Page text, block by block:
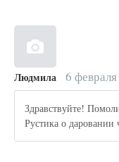
Людмила 6
Здравствуйте!
Рустика о